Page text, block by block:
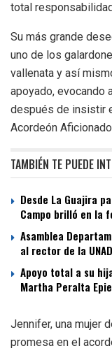
total
Su más grande
uno de los
vallenata y así
apoyado, evocando
después de insistir
Acordeón
TAMBIÉN TE PUEDE
Desde La Guajira
Campo brilló en la
Asamblea
al rector de la
Apoyo total a su
Martha Peralta
Jennifer, una mujer
promesa en el